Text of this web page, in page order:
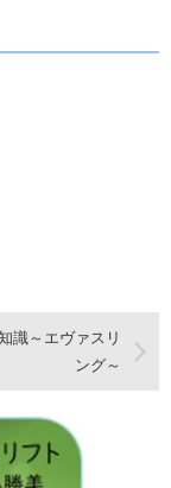
識～エヴァスリ
ング～